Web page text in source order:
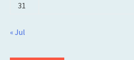
31
« Jul